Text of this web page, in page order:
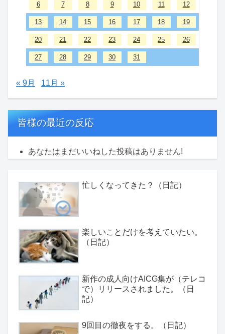
6 7 8 9 10 11 12
13 14 15 16 17 18 19
20 21 22 23 24 25 26
27 28 29 30 31
« 9月 11月 »
皆様の最近の反応
あなたはまだいいねした投稿はありません!
忙しくなってきた？（日記）
楽しいことだけを考えていたい。
（日記）
新作の成人向けAICG集が（テレコ
で）リリースされました。（日
記）
9回目の徹夜をする。（日記）